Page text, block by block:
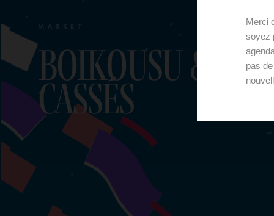
BoiKousu & La
cassés
Merci
soyez
pas